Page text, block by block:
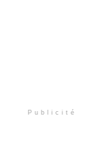
Publicité